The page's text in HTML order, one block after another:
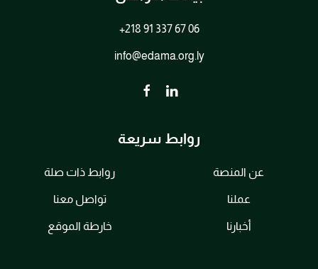
+218 91 337 67 06
info@edama.org.ly
روابط سريعة
عن المنصة
عملنا
أخبارنا
روابط ذات صلة
تواصل معنا
خارطة الموقع